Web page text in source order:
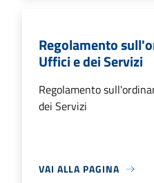
Regolamento
Uffici e dei Servizi
Regolamento
dei Servizi
VAI ALLA PAGINA